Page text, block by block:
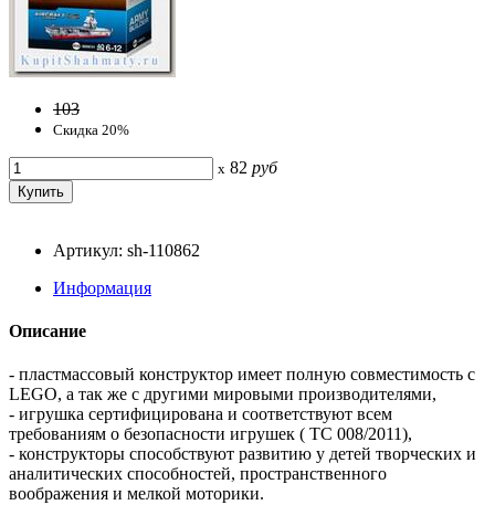
103
Скидка 20%
x 82 руб
Артикул: sh-110862
Информация
Описание
- пластмассовый конструктор имеет полную совместимость с
LEGO, а так же с другими мировыми производителями,
- игрушка сертифицирована и соответствуют всем
требованиям о безопасности игрушек ( TC 008/2011),
- конструкторы способствуют развитию у детей творческих и
аналитических способностей, пространственного
воображения и мелкой моторики.